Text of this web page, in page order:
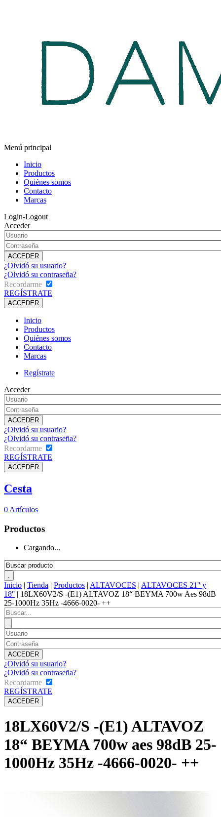
Menú principal
Inicio
Productos
Quiénes somos
Contacto
Marcas
Login-Logout
Acceder
¿Olvidó su usuario?
¿Olvidó su contraseña?
Recordarme
REGÍSTRATE
Inicio
Productos
Quiénes somos
Contacto
Marcas
Regístrate
Acceder
¿Olvidó su usuario?
¿Olvidó su contraseña?
Recordarme
REGÍSTRATE
Cesta
0 Artículos
Productos
Cargando...
Inicio | Tienda | Productos | ALTAVOCES | ALTAVOCES 21'' y
18'' | 18LX60V2/S -(E1) ALTAVOZ 18“ BEYMA 700w Aes 98dB
25-1000Hz 35Hz -4666-0020- ++
¿Olvidó su usuario?
¿Olvidó su contraseña?
Recordarme
REGÍSTRATE
18LX60V2/S -(E1) ALTAVOZ
18“ BEYMA 700w aes 98dB 25-
1000Hz 35Hz -4666-0020- ++